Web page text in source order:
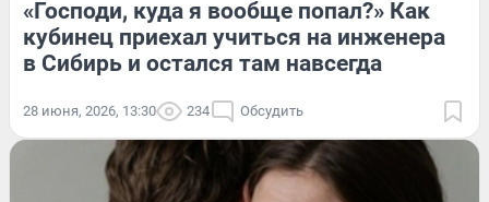
«Господи, куда я вообще попал?» Как
кубинец приехал учиться на инженера
в Сибирь и остался там навсегда
28 июня, 2026, 13:30 234 Обсудить